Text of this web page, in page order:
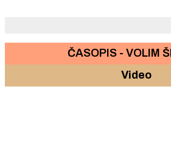
ČASOPIS - VOLIM
Video